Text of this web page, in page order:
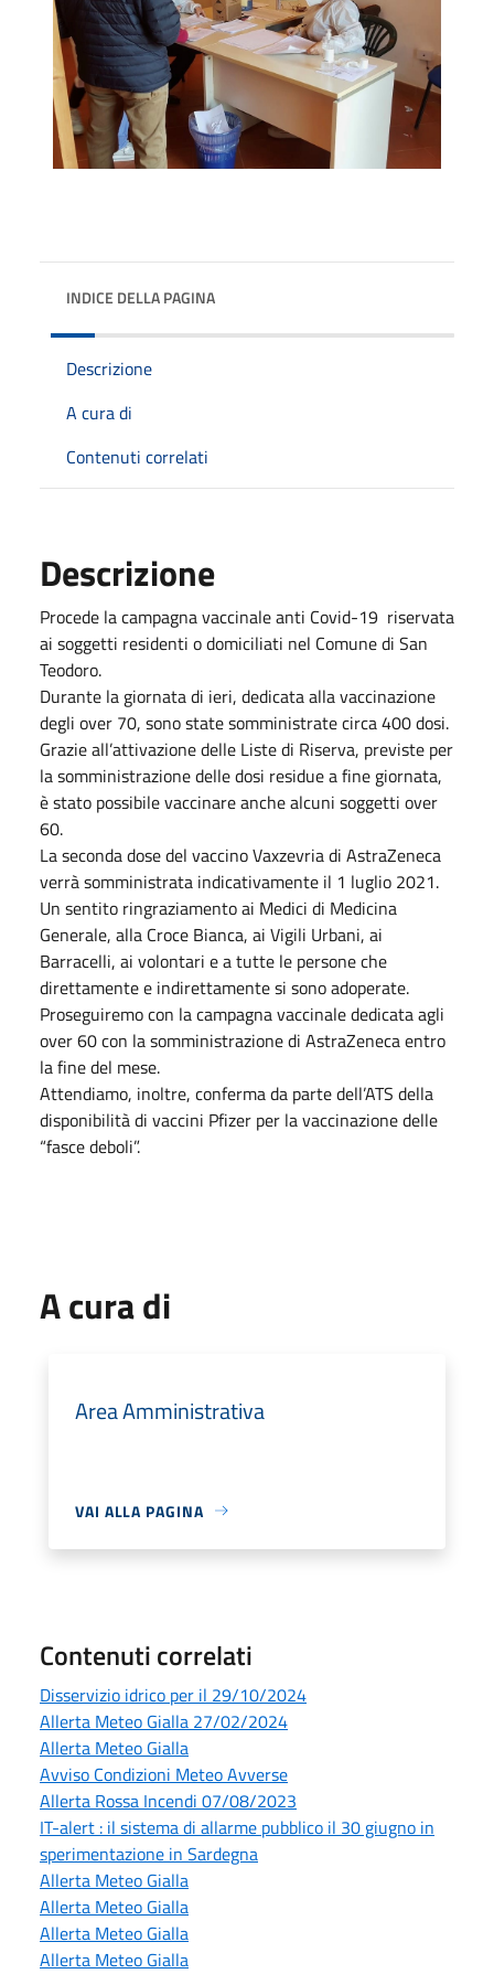
INDICE DELLA PAGINA
Descrizione
A cura di
Contenuti correlati
Descrizione
Procede la campagna vaccinale anti Covid-19 riservata
ai soggetti residenti o domiciliati nel Comune di San
Teodoro.
Durante la giornata di ieri, dedicata alla vaccinazione
degli over 70, sono state somministrate circa 400 dosi.
Grazie all’attivazione delle Liste di Riserva, previste per
la somministrazione delle dosi residue a fine giornata,
è stato possibile vaccinare anche alcuni soggetti over
60.
La seconda dose del vaccino Vaxzevria di AstraZeneca
verrà somministrata indicativamente il 1 luglio 2021.
Un sentito ringraziamento ai Medici di Medicina
Generale, alla Croce Bianca, ai Vigili Urbani, ai
Barracelli, ai volontari e a tutte le persone che
direttamente e indirettamente si sono adoperate.
Proseguiremo con la campagna vaccinale dedicata agli
over 60 con la somministrazione di AstraZeneca entro
la fine del mese.
Attendiamo, inoltre, conferma da parte dell’ATS della
disponibilità di vaccini Pfizer per la vaccinazione delle
“fasce deboli”.
A cura di
Area Amministrativa
VAI ALLA PAGINA
Contenuti correlati
Disservizio idrico per il 29/10/2024
Allerta Meteo Gialla 27/02/2024
Allerta Meteo Gialla
Avviso Condizioni Meteo Avverse
Allerta Rossa Incendi 07/08/2023
IT-alert : il sistema di allarme pubblico il 30 giugno in
sperimentazione in Sardegna
Allerta Meteo Gialla
Allerta Meteo Gialla
Allerta Meteo Gialla
Allerta Meteo Gialla